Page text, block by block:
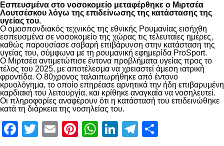
Εσπευσμένα στο νοσοκομείο μεταφέρθηκε ο Μιρτσέα
Λουτσέσκου λόγω της επιδείνωσης της κατάστασης της
υγείας του.
Ο ομοσπονδιακός τεχνικός της εθνικής Ρουμανίας εισήχθη
εσπευσμένα σε νοσοκομείο της χώρας τις τελευταίες ημέρες,
καθώς παρουσίασε σοβαρή επιβάρυνση στην κατάσταση της
υγείας του, σύμφωνα με τη ρουμανική εφημερίδα ProSport.
Ο Μιρτσέα αντιμετώπισε έντονα προβλήματα υγείας προς το
τέλος του 2025, με αποτέλεσμα να χρειαστεί άμεση ιατρική
φροντίδα. Ο 80χρονος ταλαιπωρήθηκε από έντονο
κρυολόγημα, το οποίο επηρέασε αρνητικά την ήδη επιβαρυμένη
καρδιακή του λειτουργία, και κρίθηκε αναγκαία να νοσηλευτεί.
Οι πληροφορίες αναφέρουν ότι η κατάστασή του επιδεινώθηκε
κατά τη διάρκεια της νοσηλείας του.
Facebook
Twitter
EmailPinterest
WhatsApp
LinkedIn
Telegram